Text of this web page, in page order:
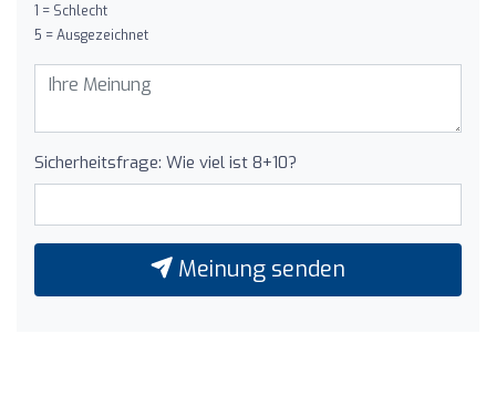
1 = Schlecht
5 = Ausgezeichnet
Sicherheitsfrage: Wie viel ist 8+10?
Meinung senden